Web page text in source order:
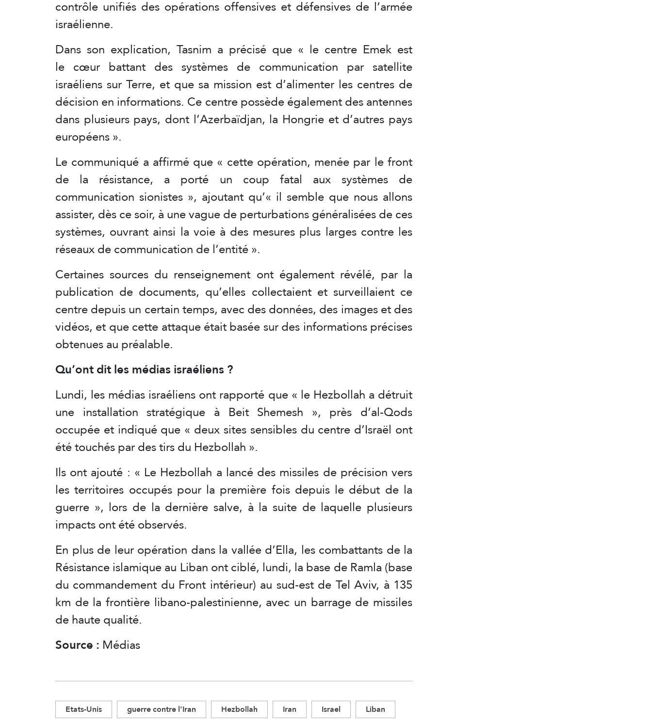
contrôle unifiés des opérations offensives et défensives de l’armée
israélienne.
Dans son explication, Tasnim a précisé que « le centre Emek est
le cœur battant des systèmes de communication par satellite
israéliens sur Terre, et que sa mission est d’alimenter les centres de
décision en informations. Ce centre possède également des antennes
dans plusieurs pays, dont l’Azerbaïdjan, la Hongrie et d’autres pays
européens ».
Le communiqué a affirmé que « cette opération, menée par le front
de la résistance, a porté un coup fatal aux systèmes de
communication sionistes », ajoutant qu’« il semble que nous allons
assister, dès ce soir, à une vague de perturbations généralisées de ces
systèmes, ouvrant ainsi la voie à des mesures plus larges contre les
réseaux de communication de l’entité ».
Certaines sources du renseignement ont également révélé, par la
publication de documents, qu’elles collectaient et surveillaient ce
centre depuis un certain temps, avec des données, des images et des
vidéos, et que cette attaque était basée sur des informations précises
obtenues au préalable.
Qu’ont dit les médias israéliens ?
Lundi, les médias israéliens ont rapporté que « le Hezbollah a détruit
une installation stratégique à Beit Shemesh », près d’al-Qods
occupée et indiqué que « deux sites sensibles du centre d’Israël ont
été touchés par des tirs du Hezbollah ».
Ils ont ajouté : « Le Hezbollah a lancé des missiles de précision vers
les territoires occupés pour la première fois depuis le début de la
guerre », lors de la dernière salve, à la suite de laquelle plusieurs
impacts ont été observés.
En plus de leur opération dans la vallée d’Ella, les combattants de la
Résistance islamique au Liban ont ciblé, lundi, la base de Ramla (base
du commandement du Front intérieur) au sud-est de Tel Aviv, à 135
km de la frontière libano-palestinienne, avec un barrage de missiles
de haute qualité.
Source : Médias
Etats-Unis guerre contre l'Iran Hezbollah Iran Israel Liban